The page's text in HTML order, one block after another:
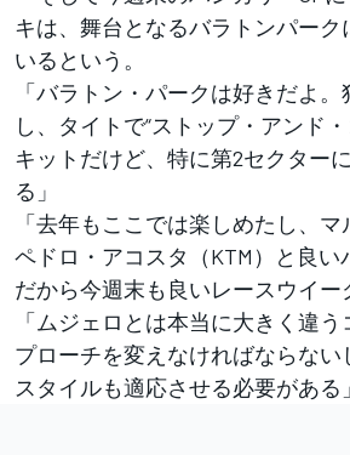
キは、舞台となるバラトンパーク
いるという。
「バラトン・パークは好きだよ
し、タイトで“ストップ・アンド
キットだけど、特に第2セクター
る」
「去年もここでは楽しめたし、
ペドロ・アコスタ（KTM）と良い
だから今週末も良いレースウイー
「ムジェロとは本当に大きく違
プローチを変えなければならな
スタイルも適応させる必要がある」